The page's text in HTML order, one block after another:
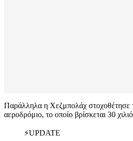
Παράλληλα η Χεζμπολάχ στοχοθέτησε
αεροδρόμιο, το οποίο βρίσκεται 30
⚡️UPDATE